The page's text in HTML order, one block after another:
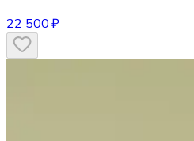
22 500 ₽